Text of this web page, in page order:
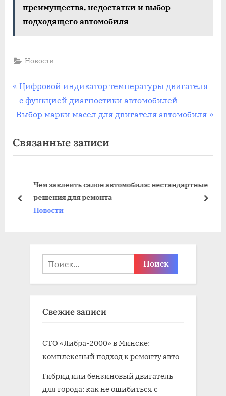
преимущества, недостатки и выбор
подходящего автомобиля
Новости
Навигация
по
П
р
е
ы
д
а
Цифровой индикатор температуры двигателя
с функцией диагностики автомобилей
С
е
д
щ
Выбор марки масел для двигателя автомобиля
Связанные записи
Чем заклеить салон автомобиля: нестандартные
решения для ремонта
Новости
пред
Найти:
Свежие записи
СТО «Либра-2000» в Минске:
комплексный подход к ремонту авто
Гибрид или бензиновый двигатель
для города: как не ошибиться с